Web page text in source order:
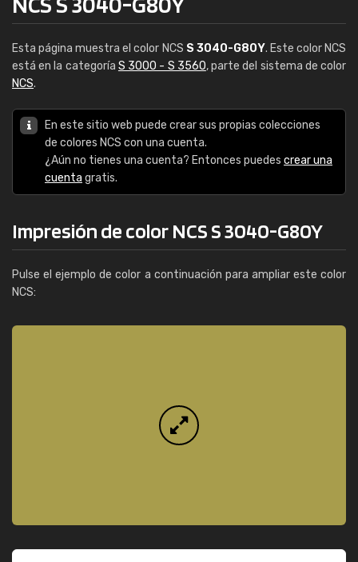
Esta página muestra el color NCS S 3040-G80Y. Este color NCS
está en la categoría S 3000 - S 3560, parte del sistema de color
NCS.
En este sitio web puede crear sus propias colecciones
de colores NCS con una cuenta.
¿Aún no tienes una cuenta? Entonces puedes crear una
cuenta gratis.
Impresión de color NCS S 3040-G80Y
Pulse el ejemplo de color a continuación para ampliar este color
NCS: